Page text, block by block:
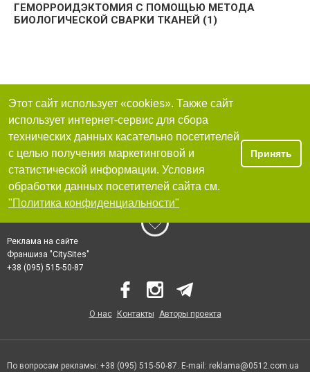
ГЕМОРРОИДЭКТОМИЯ С ПОМОЩЬЮ МЕТОДА
БИОЛОГИЧЕСКОЙ СВАРКИ ТКАНЕЙ (1)
Этот сайт использует «cookies». Также сайт
использует интернет-сервис для сбора
технических данных касательно посетителей
с целью получения маркетинговой и
статистической информации. Условия
обработки данных посетителей сайта см.
"Политика конфиденциальности"
Принять
Реклама на сайте
Франшиза "CitySites"
+38 (095) 515-50-87
О нас Контакты Авторы проекта
По вопросам рекламы: +38 (095) 515-50-87. E-mail: reklama@0512.com.ua